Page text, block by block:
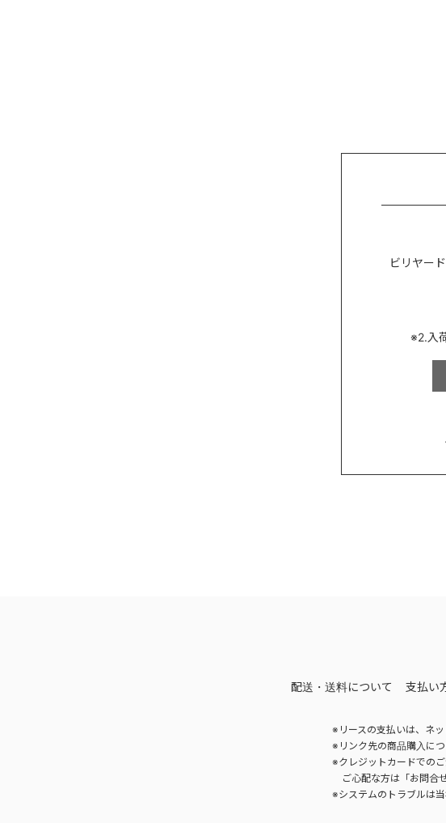
ビリヤー
※2.入
配送・送料について 支払い
※リースの支払いは、ネッ
※リンク先の商品購入に
※クレジットカードでの
ご心配な方は「お問合
※システムのトラブルは